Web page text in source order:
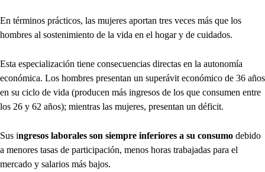
En términos prácticos, las mujeres aportan tres veces más que los
hombres al sostenimiento de la vida en el hogar y de cuidados.
Esta especialización tiene consecuencias directas en la autonomía
económica. Los hombres presentan un superávit económico de 36 años
en su ciclo de vida (producen más ingresos de los que consumen entre
los 26 y 62 años); mientras las mujeres, presentan un déficit.
Sus ingresos laborales son siempre inferiores a su consumo debido
a menores tasas de participación, menos horas trabajadas para el
mercado y salarios más bajos.